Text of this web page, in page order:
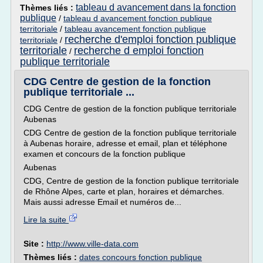
Thèmes liés : tableau d avancement dans la fonction
publique / tableau d avancement fonction publique
territoriale / tableau avancement fonction publique
territoriale / recherche d'emploi fonction publique
territoriale / recherche d emploi fonction
publique territoriale
CDG Centre de gestion de la fonction
publique territoriale ...
CDG Centre de gestion de la fonction publique territoriale
Aubenas
CDG Centre de gestion de la fonction publique territoriale
à Aubenas horaire, adresse et email, plan et téléphone
examen et concours de la fonction publique
Aubenas
CDG, Centre de gestion de la fonction publique territoriale
de Rhône Alpes, carte et plan, horaires et démarches.
Mais aussi adresse Email et numéros de...
Lire la suite
Site : http://www.ville-data.com
Thèmes liés : dates concours fonction publique